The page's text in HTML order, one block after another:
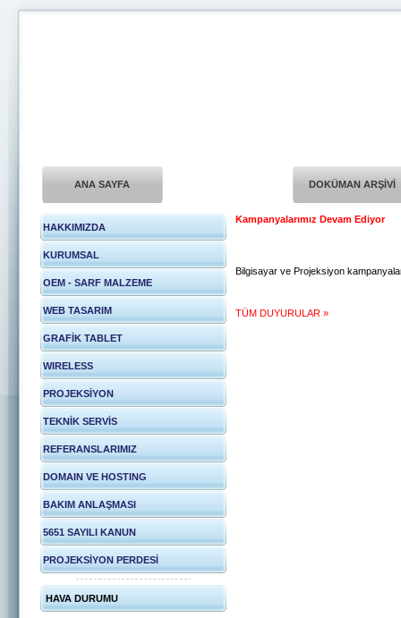
ANA SAYFA DOKÜMAN ARŞİVİ
HAKKIMIZDA
KURUMSAL
OEM - SARF MALZEME
WEB TASARIM
GRAFİK TABLET
WIRELESS
PROJEKSİYON
TEKNİK SERVİS
REFERANSLARIMIZ
DOMAIN VE HOSTING
BAKIM ANLAŞMASI
5651 SAYILI KANUN
PROJEKSİYON PERDESİ
HAVA DURUMU
Kampanyalarımız Devam Ediyor
Bilgisayar ve Projeksiyon
TÜM DUYURULAR »